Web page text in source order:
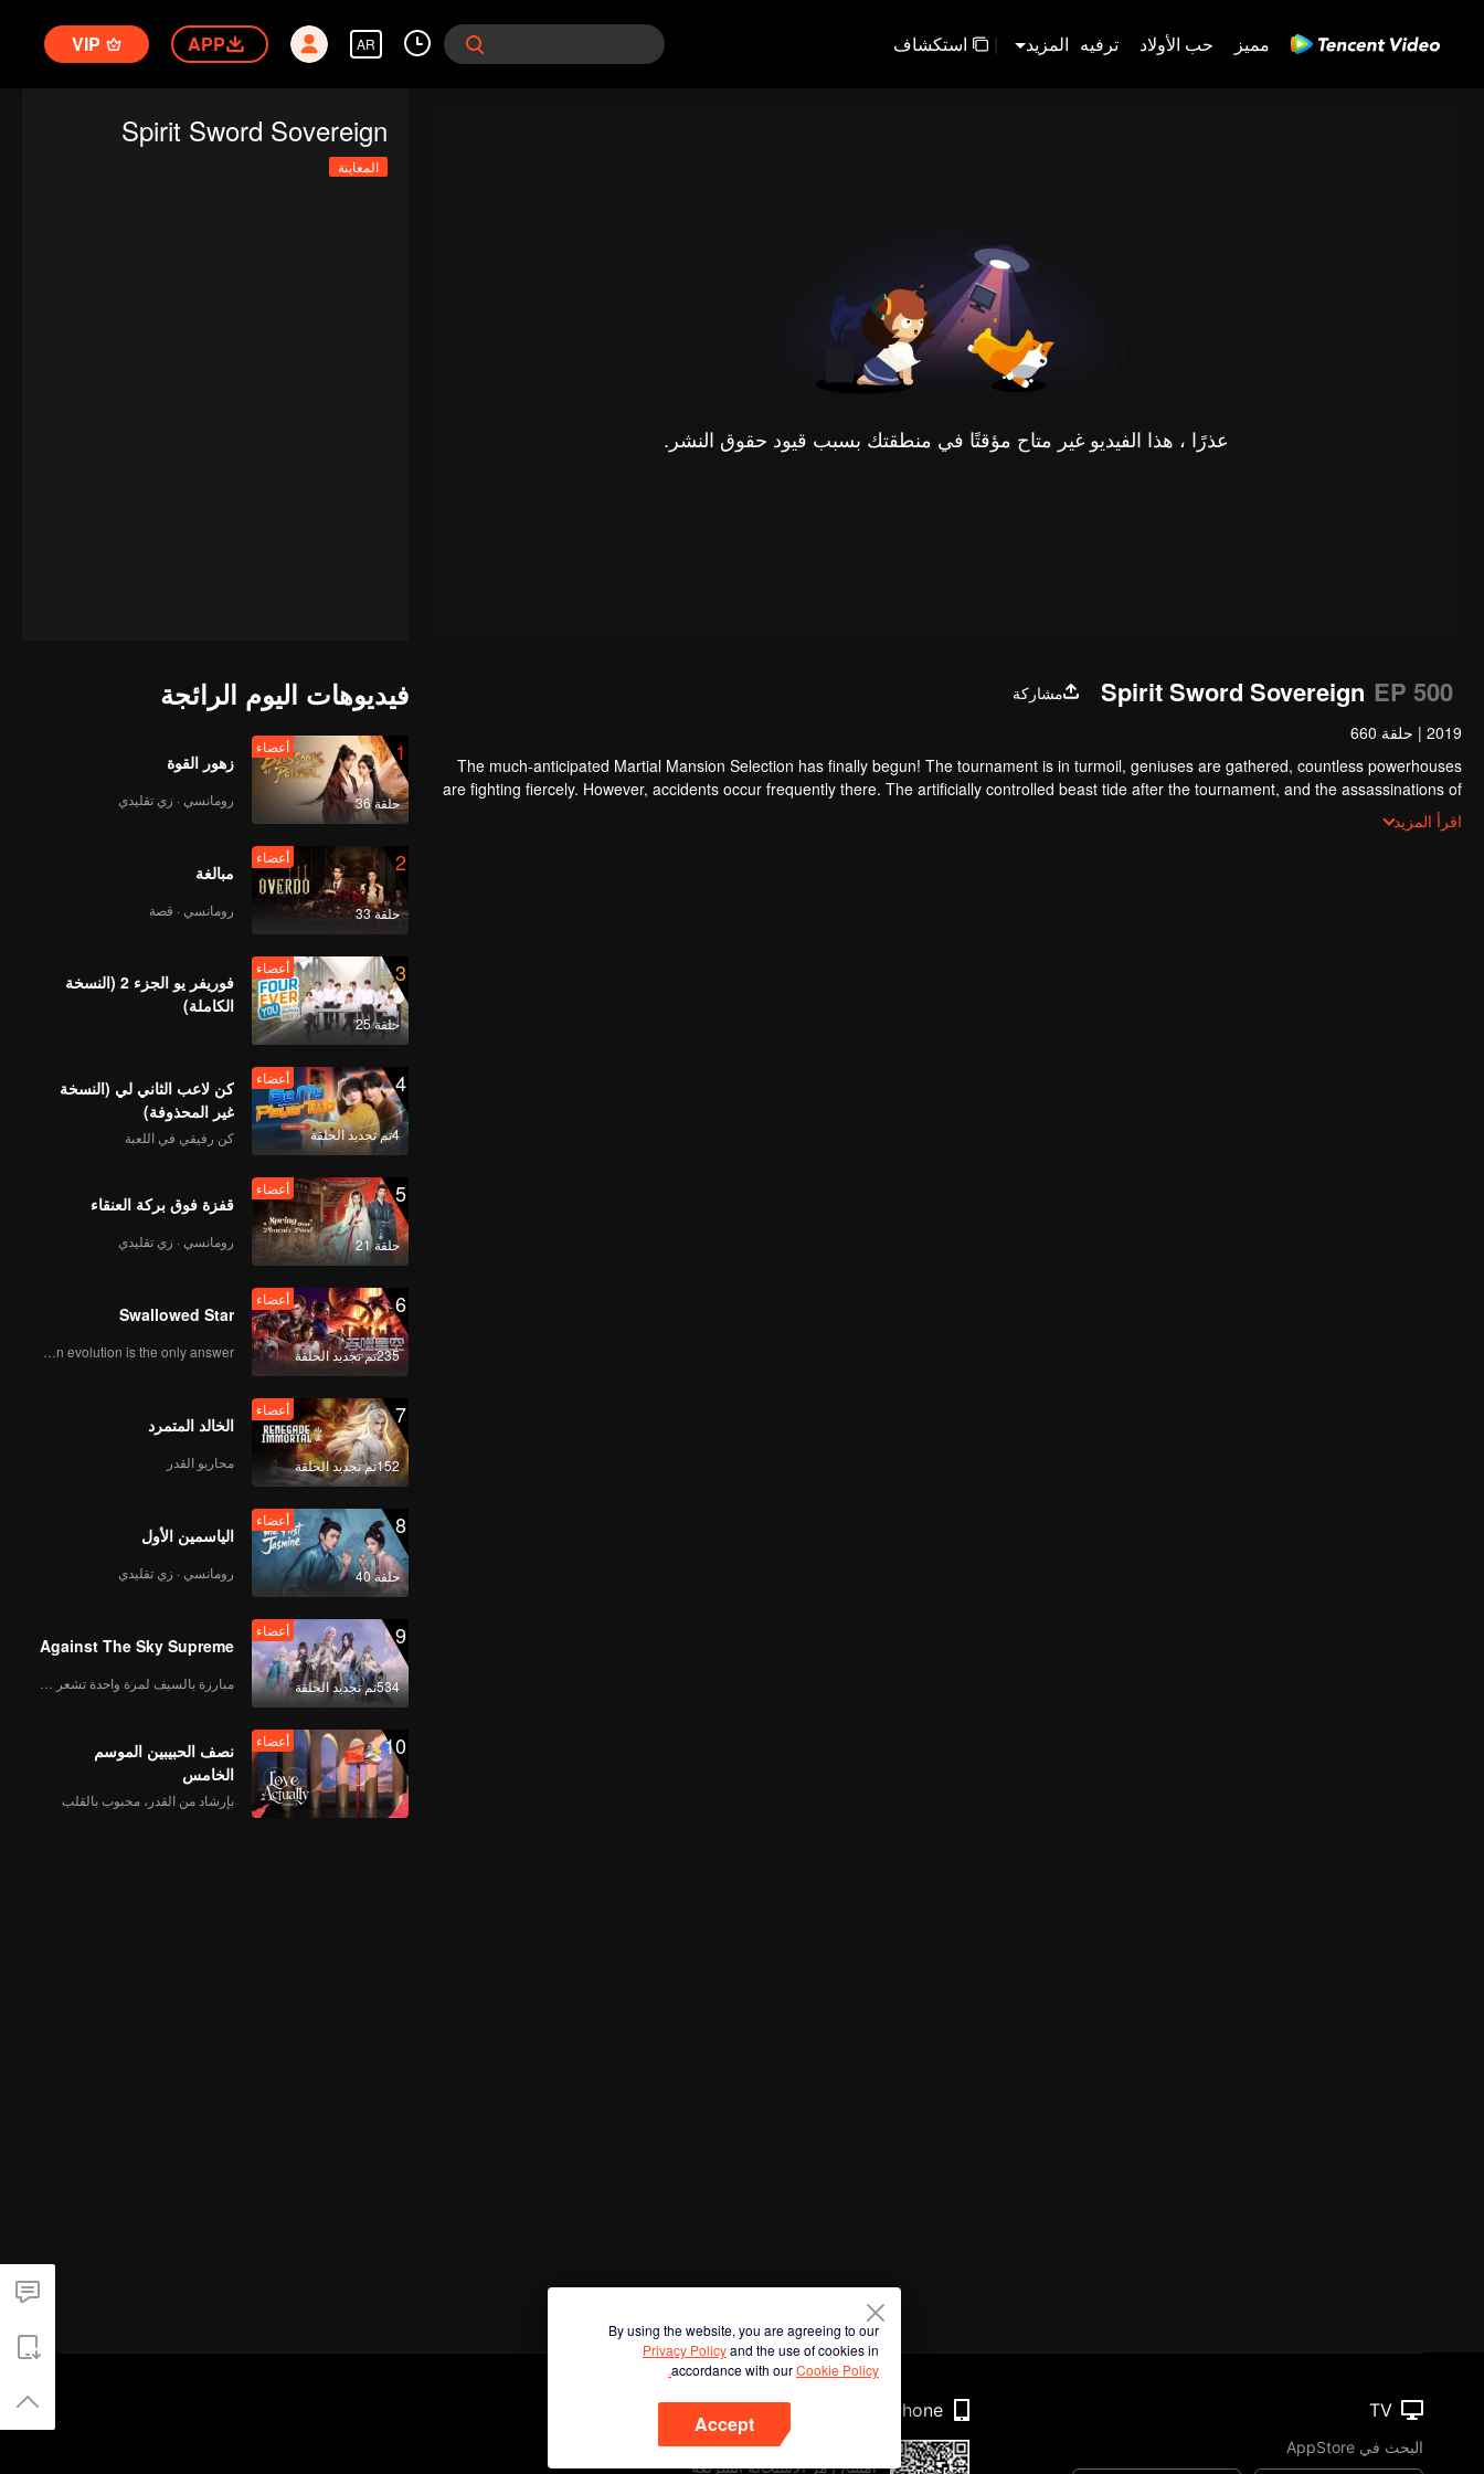
مميز حب الأولاد ترفيه المزيد | استكشاف AR
APP
VIP
عذرًا ، هذا الفيديو غير متاح مؤقتًا في منطقتك بسبب قيود حقوق النشر.
Spirit Sword Sovereign
المعاينة
Spirit Sword Sovereign EP 500
مشاركة
2019
| حلقة 660
The much-anticipated Martial Mansion Selection has finally begun! The tournament is in turmoil, geniuses are gathered, countless powerhouses
are fighting fiercely. However, accidents occur frequently there. The artificially controlled beast tide after the tournament, and the assassinations of
the strongest people that ensue, all reveal the mysterious and huge assassination sect, the Heavenly Evolution Sect. Let's see how Chu Xingyun is
able to cut through the thorns in this treacherous assassination and carry the world before one!
اقرأ المزيد
فيديوهات اليوم الرائجة
1
حلقة 36
أعضاء
زهور القوة
رومانسي · زي تقليدي
2
حلقة 33
أعضاء
مبالغة
رومانسي · قصة
3
حلقة 25
أعضاء
فوريفر يو الجزء 2 (النسخة
الكاملة)
4
4تم تجديد الحلقة
أعضاء
كن لاعب الثاني لي (النسخة
غير المحذوفة)
كن رفيقي في اللعبة
5
حلقة 21
أعضاء
قفزة فوق بركة العنقاء
رومانسي · زي تقليدي
6
235تم تجديد الحلقة
أعضاء
Swallowed Star
Human evolution is the only answer.
7
152تم تجديد الحلقة
أعضاء
الخالد المتمرد
محاربو القدر
8
حلقة 40
أعضاء
الياسمين الأول
رومانسي · زي تقليدي
9
534تم تجديد الحلقة
أعضاء
Against The Sky Supreme
10 أعضاء
نصف الحبيبين الموسم
الخامس
بإرشاد من القدر، محبوب بالقلب
By using the website, you are agreeing to our
Privacy Policyand the use of cookies in
accordance with ourCookie Policy.
Accept
TV
البحث في AppStore
Phone
امسح رمز الاستجابة السريعة